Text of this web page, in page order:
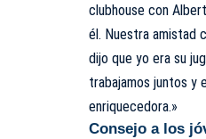
clubhouse con
él. Nuestra amistad
dijo que yo era su
trabajamos juntos y
enriquecedora.»
Consejo a los